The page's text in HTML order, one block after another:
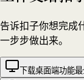
告诉扣子你想完成
一步步做出来。
下载桌面端功能